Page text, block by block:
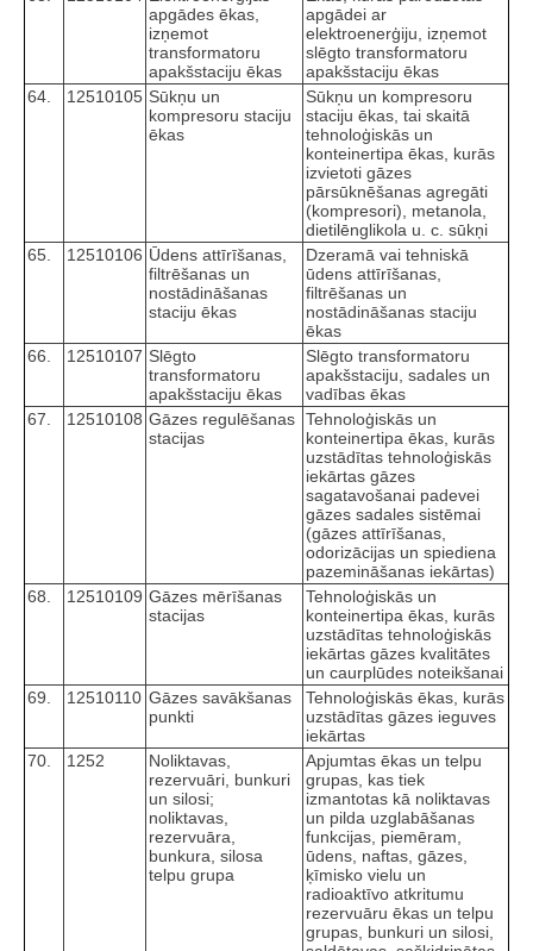
apgādes ēkas,
izņemot
transformatoru
apakšstaciju ēkas
apgādei ar
elektroenerģiju, izņemot
slēgto transformatoru
apakšstaciju ēkas
64.
12510105 Sūkņu un
kompresoru staciju
ēkas
Sūkņu un kompresoru
staciju ēkas, tai skaitā
tehnoloģiskās un
konteinertipa ēkas, kurās
izvietoti gāzes
pārsūknēšanas agregāti
(kompresori), metanola,
dietilēnglikola u. c. sūkņi
65.
12510106 Ūdens attīrīšanas,
filtrēšanas un
nostādināšanas
staciju ēkas
Dzeramā vai tehniskā
ūdens attīrīšanas,
filtrēšanas un
nostādināšanas staciju
ēkas
66.
12510107 Slēgto
transformatoru
apakšstaciju ēkas
Slēgto transformatoru
apakšstaciju, sadales un
vadības ēkas
67.
12510108 Gāzes regulēšanas
stacijas
Tehnoloģiskās un
konteinertipa ēkas, kurās
uzstādītas tehnoloģiskās
iekārtas gāzes
sagatavošanai padevei
gāzes sadales sistēmai
(gāzes attīrīšanas,
odorizācijas un spiediena
pazemināšanas iekārtas)
68.
12510109 Gāzes mērīšanas
stacijas
Tehnoloģiskās un
konteinertipa ēkas, kurās
uzstādītas tehnoloģiskās
iekārtas gāzes kvalitātes
un caurplūdes noteikšanai
69.
12510110 Gāzes savākšanas
punkti
Tehnoloģiskās ēkas, kurās
uzstādītas gāzes ieguves
iekārtas
70.
1252
Noliktavas,
rezervuāri, bunkuri
un silosi;
noliktavas,
rezervuāra,
bunkura, silosa
telpu grupa
Apjumtas ēkas un telpu
grupas, kas tiek
izmantotas kā noliktavas
un pilda uzglabāšanas
funkcijas, piemēram,
ūdens, naftas, gāzes,
ķīmisko vielu un
radioaktīvo atkritumu
rezervuāru ēkas un telpu
grupas, bunkuri un silosi,